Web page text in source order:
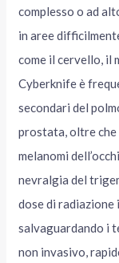
complesso o ad
in aree
come il cervello, il
Cyberknife è
secondari del
prostata, oltre che
melanomi
nevralgia del
dose di radiazione
salvaguardando i
non invasivo,